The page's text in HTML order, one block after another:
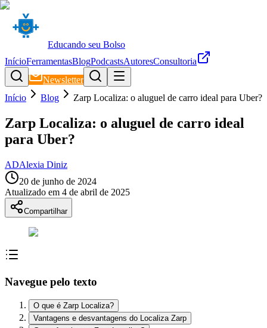
Educando seu Bolso
InícioFerramentasBlogPodcastsAutoresConsultoria
Newsletter
Início
Blog Zarp Localiza: o aluguel de carro ideal para Uber?
Zarp Localiza: o aluguel de carro ideal
para Uber?
ADAlexia Diniz
20 de junho de 2024
Atualizado em 4 de abril de 2025
Compartilhar
Navegue pelo texto
O que é Zarp Localiza?
Vantagens e desvantagens do Localiza Zarp